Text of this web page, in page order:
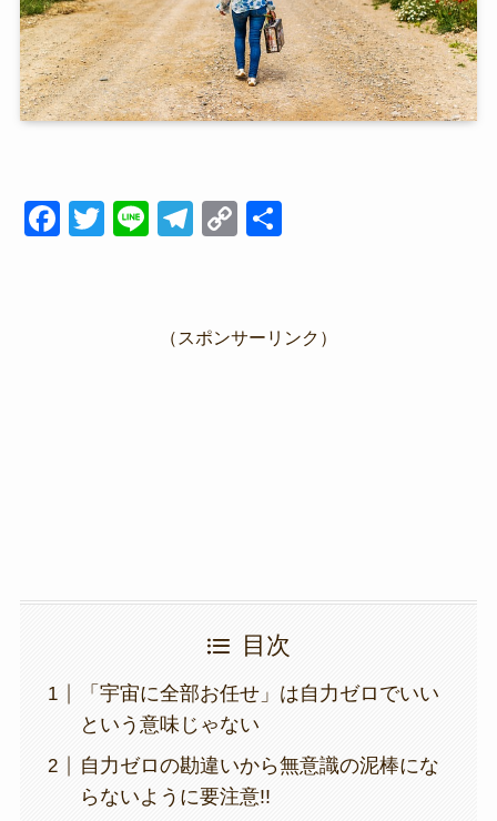
F
T
Li
T
gr
C
y
Li
（スポンサーリンク）
目次
「宇宙に全部お任せ」は自力ゼロでいい
という意味じゃない
自力ゼロの勘違いから無意識の泥棒にな
らないように要注意!!